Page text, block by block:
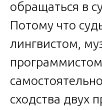
обращаться в
Потому что
лингвистом,
сходства двух